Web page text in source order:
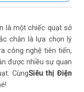
là một chiếc quạt sở
chắn là lựa chọn lý
công nghệ tiên tiến,
được nhiều sự quan
CùngSiêu thị Điện